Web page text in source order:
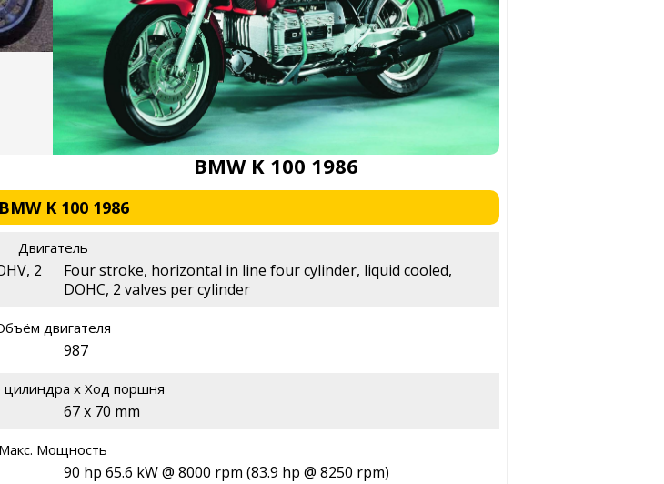
BMW K 100 1986
K 100 1986
Двигатель
2
Four stroke, horizontal in line four cylinder, liquid cooled,
DOHC, 2 valves per cylinder
двигателя
987
х Ход поршня
67 x 70 mm
Макс. Мощность
90 hp 65.6 kW @ 8000 rpm (83.9 hp @ 8250 rpm)